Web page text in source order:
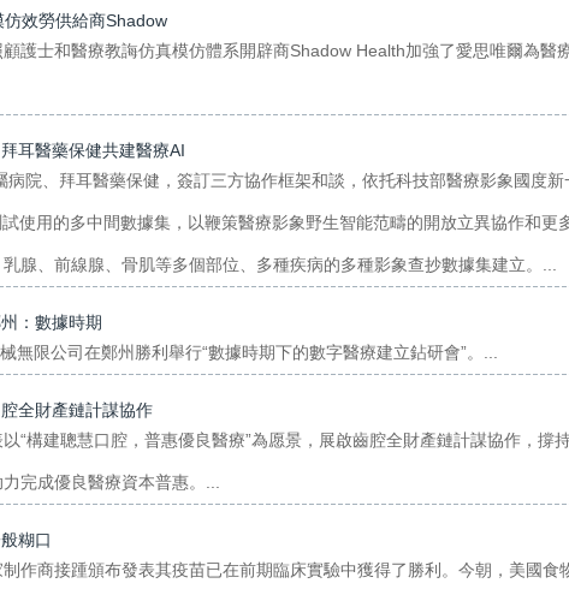
效勞供給商Shadow
護士和醫療教誨仿真模仿體系開辟商Shadow Health加強了愛思唯爾為醫
耳醫藥保健共建醫療AI
院、拜耳醫藥保健，簽訂三方協作框架和談，依托科技部醫療影象國度
使用的多中間數據集，以鞭策醫療影象野生智能范疇的開放立異協作和更
腺、前線腺、骨肌等多個部位、多種疾病的多種影象查抄數據集建立。...
：數據時期
限公司在鄭州勝利舉行“數據時期下的數字醫療建立鉆研會”。...
全財產鏈計謀協作
“構建聰慧口腔，普惠優良醫療”為愿景，展啟齒腔全財產鏈計謀協作，撐
完成優良醫療資本普惠。...
糊口
作商接踵頒布發表其疫苗已在前期臨床實驗中獲得了勝利。今朝，美國食